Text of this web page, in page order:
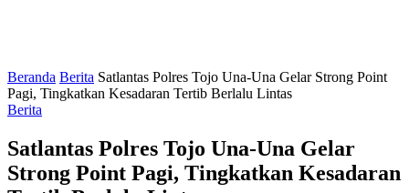
Beranda Berita Satlantas Polres Tojo Una-Una Gelar Strong Point
Pagi, Tingkatkan Kesadaran Tertib Berlalu Lintas
Berita
Satlantas Polres Tojo Una-Una Gelar
Strong Point Pagi, Tingkatkan Kesadaran